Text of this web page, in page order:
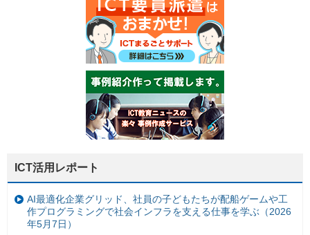
ICT活用レポート
AI最適化企業グリッド、社員の子どもたちが配船ゲームや工
作プログラミングで社会インフラを支える仕事を学ぶ（2026
年5月7日）